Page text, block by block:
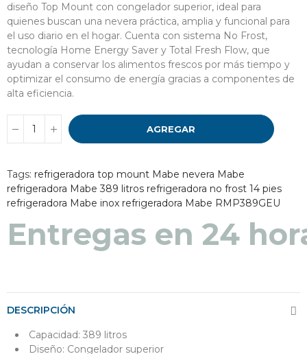
diseño Top Mount con congelador superior, ideal para
quienes buscan una nevera práctica, amplia y funcional para
el uso diario en el hogar. Cuenta con sistema No Frost,
tecnología Home Energy Saver y Total Fresh Flow, que
ayudan a conservar los alimentos frescos por más tiempo y
optimizar el consumo de energía gracias a componentes de
alta eficiencia.
AGREGAR
Tags: refrigeradora top mount Mabe nevera Mabe
refrigeradora Mabe 389 litros refrigeradora no frost 14 pies
refrigeradora Mabe inox refrigeradora Mabe RMP389GEU
Entregas en 24
DESCRIPCIÓN
Capacidad: 389 litros
Diseño: Congelador superior